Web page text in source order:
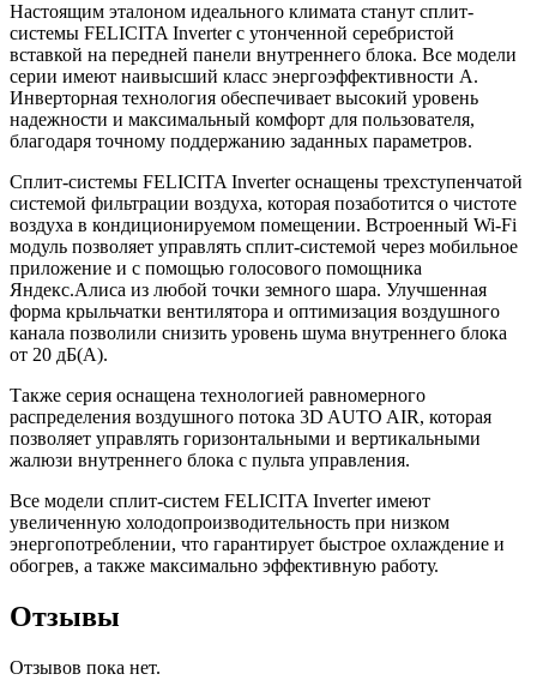
Настоящим эталоном идеального климата станут сплит-
системы FELICITA Inverter с утонченной серебристой
вставкой на передней панели внутреннего блока. Все модели
серии имеют наивысший класс энергоэффективности А.
Инверторная технология обеспечивает высокий уровень
надежности и максимальный комфорт для пользователя,
благодаря точному поддержанию заданных параметров.
Сплит-системы FELICITA Inverter оснащены трехступенчатой
системой фильтрации воздуха, которая позаботится о чистоте
воздуха в кондиционируемом помещении. Встроенный Wi-Fi
модуль позволяет управлять сплит-системой через мобильное
приложение и с помощью голосового помощника
Яндекс.Алиса из любой точки земного шара. Улучшенная
форма крыльчатки вентилятора и оптимизация воздушного
канала позволили снизить уровень шума внутреннего блока
от 20 дБ(А).
Также серия оснащена технологией равномерного
распределения воздушного потока 3D AUTO AIR, которая
позволяет управлять горизонтальными и вертикальными
жалюзи внутреннего блока с пульта управления.
Все модели сплит-систем FELICITA Inverter имеют
увеличенную холодопроизводительность при низком
энергопотреблении, что гарантирует быстрое охлаждение и
обогрев, а также максимально эффективную работу.
Отзывы
Отзывов пока нет.